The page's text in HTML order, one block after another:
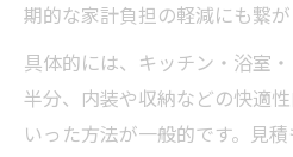
期的な家計負担の軽減にも繋が
具体的には、キッチン・浴室
半分、内装や収納などの快適
いった方法が一般的です。見